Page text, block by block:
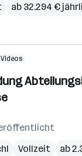
ab 32.294 €
Videos
Vollzeit ab